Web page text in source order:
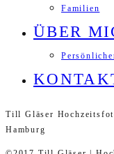
Familien
ÜBER
Till Gläser
Hamburg